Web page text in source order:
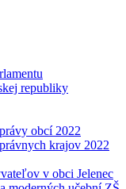
republiky
obcí 2022
krajov 2022
v obci Jelenec